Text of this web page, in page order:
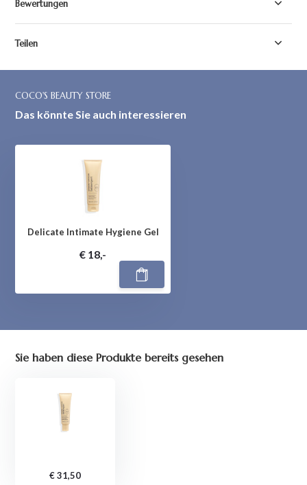
Bewertungen
Teilen
COCO'S BEAUTY STORE
Das könnte Sie auch interessieren
Delicate Intimate Hygiene Gel
€ 18,-
Sie haben diese Produkte bereits gesehen
€ 31,50